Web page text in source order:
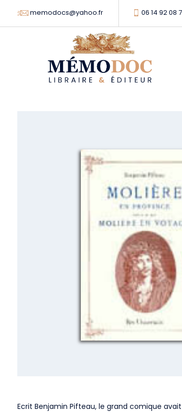
memodocs@yahoo.fr 06 14 92 08
Ecrit Benjamin Pifteau, le grand comique